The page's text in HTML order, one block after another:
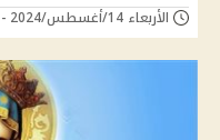
الأربعاء 14/أغسطس/2024 - 09:30 م